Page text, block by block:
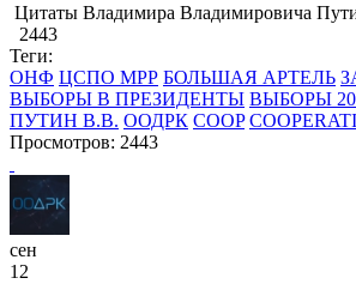
​Цитаты Владимира Владимировича
2443
Теги:
ОНФ ЦСПО МРР БОЛЬШАЯ АРТЕЛЬ
ВЫБОРЫ В ПРЕЗИДЕНТЫ ВЫБОРЫ
ПУТИН В.В. ООДРК COOP
Просмотров: 2443
сен
12